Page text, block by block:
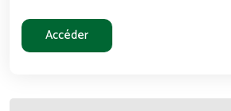
Accéder